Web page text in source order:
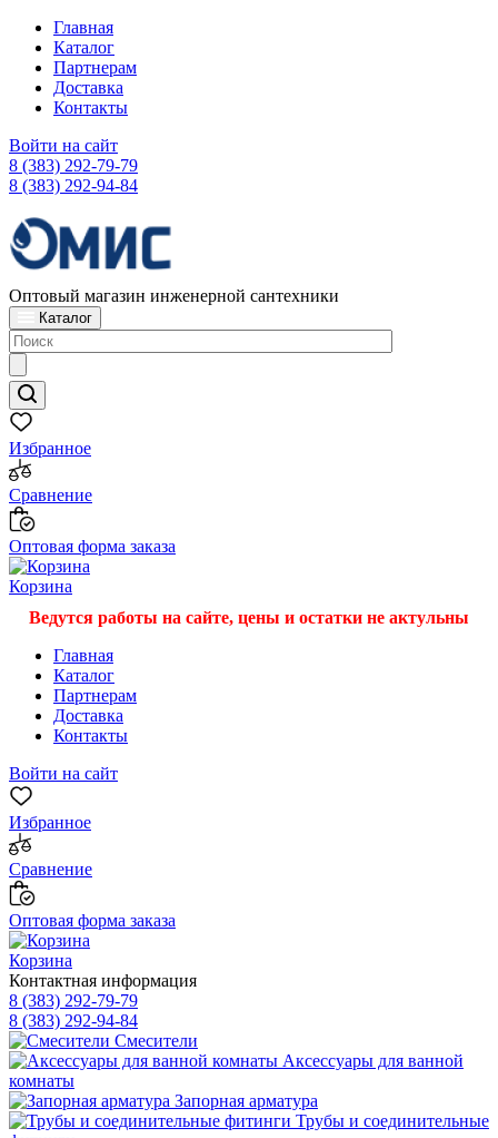
Главная
Каталог
Партнерам
Доставка
Контакты
Войти на сайт
8 (383) 292-79-79
8 (383) 292-94-84
Оптовый магазин инженерной сантехники
Каталог
Избранное
Сравнение
Оптовая форма заказа
Корзина
Ведутся работы на сайте, цены и остатки не актульны
Главная
Каталог
Партнерам
Доставка
Контакты
Войти на сайт
Избранное
Сравнение
Оптовая форма заказа
Корзина
Контактная информация
8 (383) 292-79-79
8 (383) 292-94-84
Смесители
Аксессуары для ванной
комнаты
Запорная арматура
Трубы и соединительные